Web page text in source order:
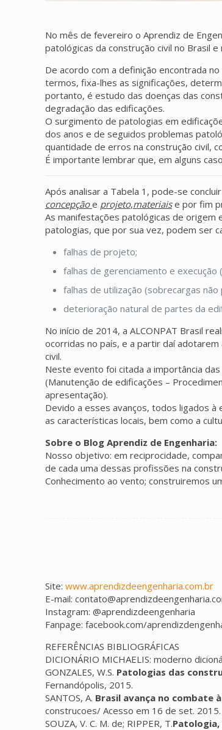
No mês de fevereiro o Aprendiz de
patológicas da construção civil no Brasil
De acordo com a definição encontrada
termos, fixa-lhes as significações,
portanto, é estudo das doenças das
degradação das edificações.
O surgimento de patologias em
dos anos e de seguidos problemas
quantidade de erros na construção civil,
É importante lembrar que, em alguns
Após analisar a Tabela 1, pode-se
concepção e projeto,materiaise por fim
As manifestações patológicas de origem
patologias, que por sua vez, podem ser
falhas de projeto;
falhas de gerenciamento e
falhas de utilização (sobrecargas
deterioração natural de partes da
No início de 2014, a ALCONPAT Brasil
ocorridas no país, e a partir daí
civil.
Neste evento foi citada a importância
(Manutenção de edificações –
apresentação).
Devido a esses avanços, todos ligados
as características locais, bem como a
Sobre o Blog Aprendiz de Engenharia:
Nosso objetivo: em reciprocidade,
de cada uma dessas profissões na
Conhecimento ao vento; construiremos
Site: www.aprendizdeengenharia.com.br
E-mail:
Instagram: @aprendizdeengenharia
Fanpage: facebook.com/
REFERÊNCIAS BIBLIOGRÁFICAS
DICIONÁRIO MICHAELIS: moderno
GONZALES, W.S. Patologias das
Fernandópolis, 2015.
SANTOS, A. Brasil avança no combate
construcoes/ Acesso em 16 de set. 2015.
SOUZA, V. C. M. de; RIPPER, T.